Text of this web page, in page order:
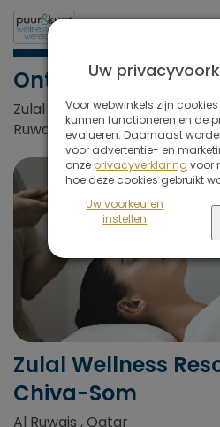
Ontspanning en
Zulal Wellness Resort by
Ruwais , Qatar
Zulal Wellness
Chiva-Som
Al Ruwais , Qatar
Uw
Voor webwinkels zijn
kunnen functioneren en de
evalueren. Daarnaast
voor advertentie- en
onzeprivacyverklaring voor
hoe deze cookies gebruikt
Uw voorkeuren
instellen